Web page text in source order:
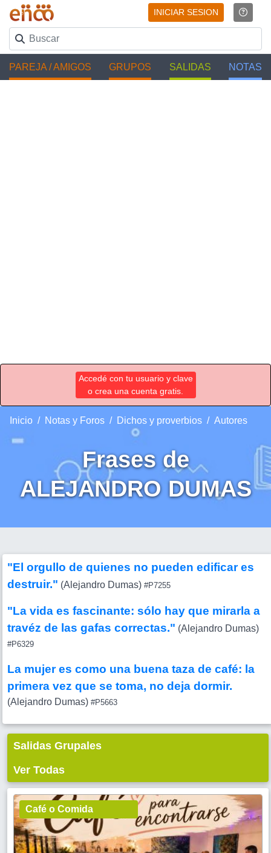
INICIAR SESION
PAREJA / AMIGOS GRUPOS SALIDAS NOTAS
Accedé con tu usuario y clave
o crea una cuenta gratis.
Inicio Notas y Foros Dichos y proverbios Autores
Frases de
ALEJANDRO DUMAS
"El orgullo de quienes no pueden edificar es
destruir." (Alejandro Dumas) #P7255
"La vida es fascinante: sólo hay que mirarla a
travéz de las gafas correctas." (Alejandro Dumas)
#P6329
La mujer es como una buena taza de café: la
primera vez que se toma, no deja dormir.
(Alejandro Dumas) #P5663
Salidas Grupales
Ver Todas
Café o Comida